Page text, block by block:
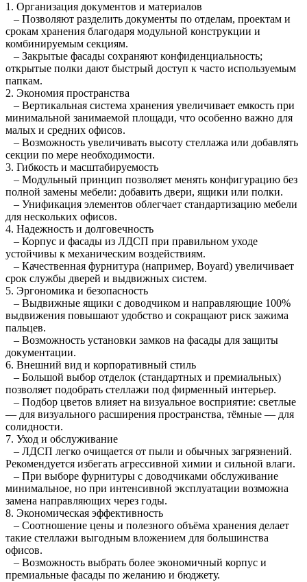
1. Организация документов и материалов
– Позволяют разделить документы по отделам, проектам и
срокам хранения благодаря модульной конструкции и
комбинируемым секциям.
– Закрытые фасады сохраняют конфиденциальность;
открытые полки дают быстрый доступ к часто используемым
папкам.
2. Экономия пространства
– Вертикальная система хранения увеличивает емкость при
минимальной занимаемой площади, что особенно важно для
малых и средних офисов.
– Возможность увеличивать высоту стеллажа или добавлять
секции по мере необходимости.
3. Гибкость и масштабируемость
– Модульный принцип позволяет менять конфигурацию без
полной замены мебели: добавить двери, ящики или полки.
– Унификация элементов облегчает стандартизацию мебели
для нескольких офисов.
4. Надежность и долговечность
– Корпус и фасады из ЛДСП при правильном уходе
устойчивы к механическим воздействиям.
– Качественная фурнитура (например, Boyard) увеличивает
срок службы дверей и выдвижных систем.
5. Эргономика и безопасность
– Выдвижные ящики с доводчиком и направляющие 100%
выдвижения повышают удобство и сокращают риск зажима
пальцев.
– Возможность установки замков на фасады для защиты
документации.
6. Внешний вид и корпоративный стиль
– Большой выбор отделок (стандартных и премиальных)
позволяет подобрать стеллажи под фирменный интерьер.
– Подбор цветов влияет на визуальное восприятие: светлые
— для визуального расширения пространства, тёмные — для
солидности.
7. Уход и обслуживание
– ЛДСП легко очищается от пыли и обычных загрязнений.
Рекомендуется избегать агрессивной химии и сильной влаги.
– При выборе фурнитуры с доводчиками обслуживание
минимальное, но при интенсивной эксплуатации возможна
замена направляющих через годы.
8. Экономическая эффективность
– Соотношение цены и полезного объёма хранения делает
такие стеллажи выгодным вложением для большинства
офисов.
– Возможность выбрать более экономичный корпус и
премиальные фасады по желанию и бюджету.